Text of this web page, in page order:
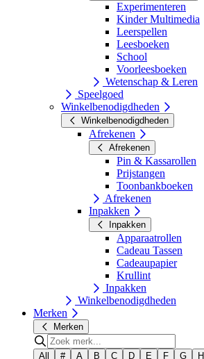
Experimenteren
Kinder Multimedia
Leerspellen
Leesboeken
School
Voorleesboeken
Wetenschap & Leren
Speelgoed
Winkelbenodigdheden
Winkelbenodigdheden
Afrekenen
Afrekenen
Pin & Kassarollen
Prijstangen
Toonbankboeken
Afrekenen
Inpakken
Inpakken
Apparaatrollen
Cadeau Tassen
Cadeaupapier
Krullint
Inpakken
Winkelbenodigdheden
Merken
Merken
All # A B C D E F G H